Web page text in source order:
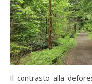
Il contrasto alla